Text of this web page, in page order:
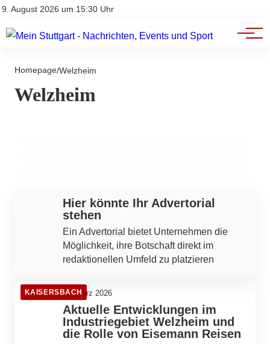
9. August 2026 um 15:30 Uhr
Impressum
Branchenbuch
Werbung
Homepage/Welzheim
Welzheim
SV Remshalden feiert überzeugenden 5:1-
Sieg gegen 1. FC Hohenacker in der
13. März 2026
Herausforderungen und Chancen beim
Glaubensgemeinschaft und Veranstaltungen
Hier könnte Ihr Advertorial
stehen
Ein Advertorial bietet Unternehmen die
Möglichkeit, ihre Botschaft direkt im
redaktionellen Umfeld zu platzieren
KAISERSBACH11. März 2026
Aktuelle Entwicklungen im
Industriegebiet Welzheim und
die Rolle von Eisemann Reisen